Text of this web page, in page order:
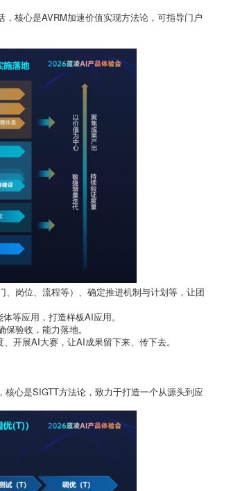
核心是AVRM加速价值实现方法论，可指导门户
岗位、流程等）、确定推进机制与计划等，让团
等应用，打造样板AI应用。
验收，能力落地。
开展AI大赛，让AI成果留下来、传下去。
核心是SIGTT方法论，致力于打造一个从源头到应